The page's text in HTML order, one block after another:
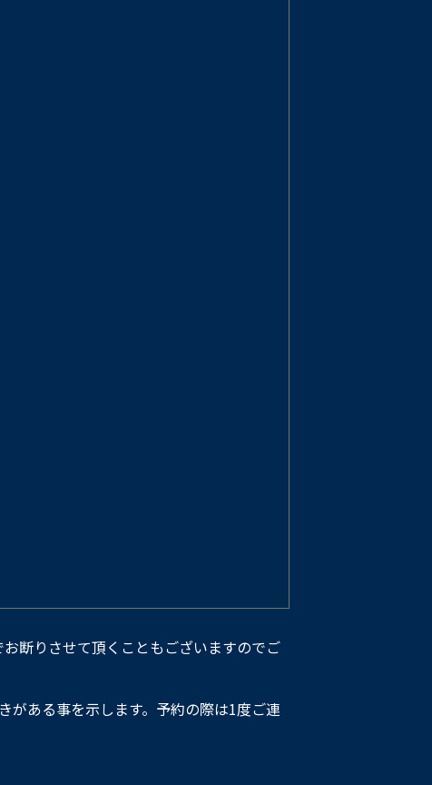
断りさせて頂くこともございますのでご
がある事を示します。予約の際は1度ご連